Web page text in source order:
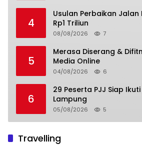
4
Usulan Perbaikan Jalan
Rp1 Triliun
08/08/2026 7
5
Merasa Diserang &
Media Online
04/08/2026 6
6
29 Peserta PJJ Siap Ikuti MPLS,
Lampung
05/08/2026 5
Travelling